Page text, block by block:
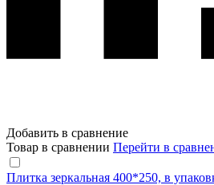
Добавить в сравнение
Товар в сравнении Перейти в
Плитка зеркальная 400*250, в